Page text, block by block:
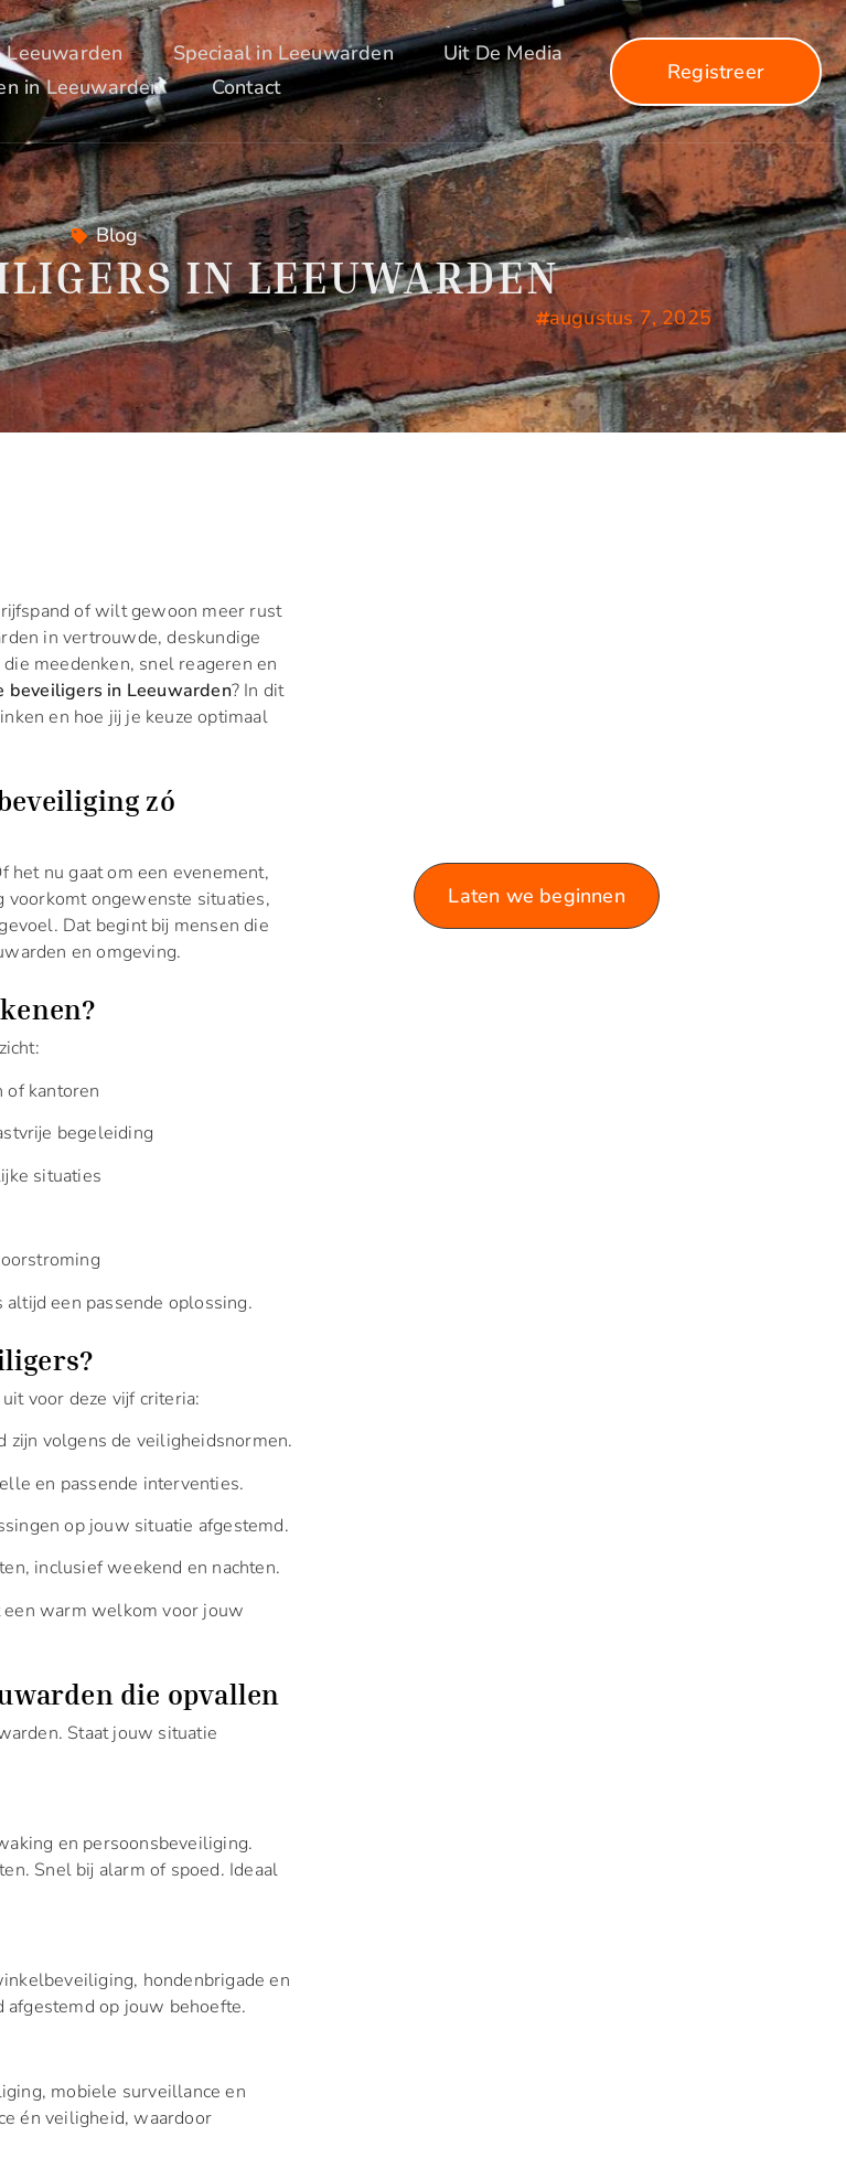
Leeuwarden Speciaal in Leeuwarden
Uit De Media
in Leeuwarden
Contact
Registreer
Blog
IN LEEUWARDEN
augustus 7, 2025
of wilt gewoon meer rust
in vertrouwde, deskundige
meedenken, snel reageren en
beveiligers in Leeuwarden? In dit
en hoe jij je keuze optimaal
zó
nu gaat om een evenement,
ongewenste situaties,
Dat begint bij mensen die
en omgeving.
of kantoren
begeleiding
situaties
een passende oplossing.
voor deze vijf criteria:
zijn volgens de veiligheidsnormen.
en passende interventies.
op jouw situatie afgestemd.
inclusief weekend en nachten.
warm welkom voor jouw
die opvallen
Staat jouw situatie
en persoonsbeveiliging.
Snel bij alarm of spoed. Ideaal
hondenbrigade en
op jouw behoefte.
mobiele surveillance en
én veiligheid, waardoor
Laten we beginnen